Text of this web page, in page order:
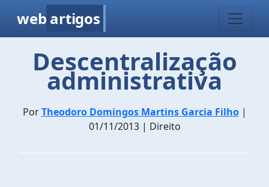
web artigos
Descentralização
administrativa
PorTheodoro Domingos Martins Garcia Filho|
01/11/2013 | Direito